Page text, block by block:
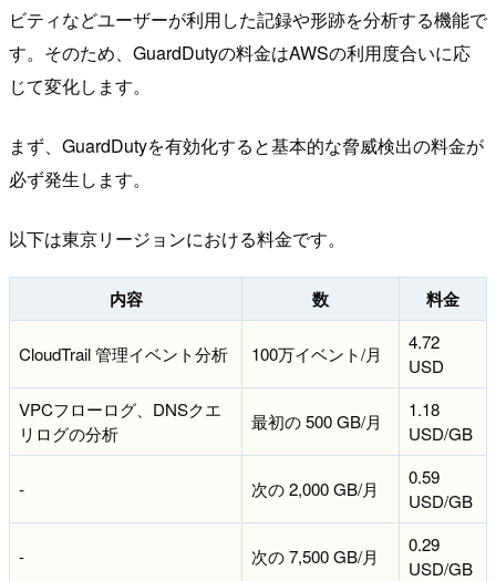
ビティなどユーザーが利用した記録や形跡を分析する機能で
す。そのため、GuardDutyの料金はAWSの利用度合いに応
じて変化します。
まず、GuardDutyを有効化すると基本的な脅威検出の料金が
必ず発生します。
以下は東京リージョンにおける料金です。
内容 数 料金
CloudTrail 管理イベント分析 100万イベント/月
4.72
USD
VPCフローログ、DNSクエ
リログの分析
最初の 500 GB/月
1.18
USD/GB
- 次の 2,000 GB/月
0.59
USD/GB
- 次の 7,500 GB/月
0.29
USD/GB